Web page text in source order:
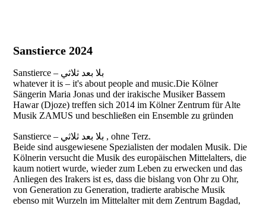
Sanstierce 2024
Sanstierce – بلا بعد ثلاثي
whatever it is – it's about people and music.Die Kölner
Sängerin Maria Jonas und der irakische Musiker Bassem
Hawar (Djoze) treffen sich 2014 im Kölner Zentrum für Alte
Musik ZAMUS und beschließen ein Ensemble zu gründen
Sanstierce – بلا بعد ثلاثي , ohne Terz.
Beide sind ausgewiesene Spezialisten der modalen Musik. Die
Kölnerin versucht die Musik des europäischen Mittelalters, die
kaum notiert wurde, wieder zum Leben zu erwecken und das
Anliegen des Irakers ist es, dass die bislang von Ohr zu Ohr,
von Generation zu Generation, tradierte arabische Musik
ebenso mit Wurzeln im Mittelalter mit dem Zentrum Bagdad,